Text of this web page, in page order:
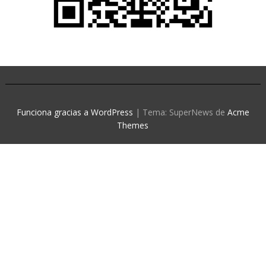
Funciona gracias a WordPress | Tema: SuperNews de Acme
Themes